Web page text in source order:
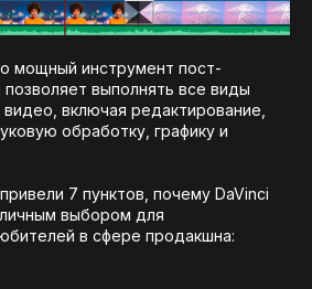
мощный инструмент пост-
выполнять все виды
включая редактирование,
обработку, графику и
7 пунктов, почему DaVinci
выбором для
в сфере продакшна: